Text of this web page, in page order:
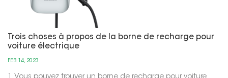
Trois choses à propos de la borne de recharge pour
voiture électrique
FEB 14, 2023